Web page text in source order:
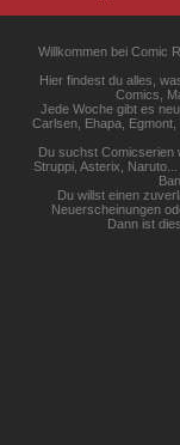
Willkommen bei Comic
Hier findest du alles,
Comics,
Jede Woche gibt es
Carlsen, Ehapa,
Du suchst Comicserien
Struppi, Asterix,
Du willst einen
Neuerscheinungen
Dann ist